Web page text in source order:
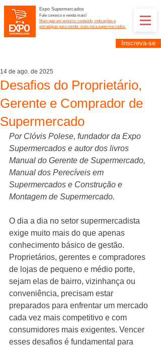
Expo Supermercados
Fale conosco e venda mais!
Mais que um anúncio: conteúdo, indicações e
estratégias para vender mais para supermercados.
Inscreva-se
Desafios do Proprietário,
Gerente e Comprador de
Supermercado
14 de ago. de 2025
Por Clóvis Polese, fundador da Expo
Supermercados e autor dos livros
Manual do Gerente de Supermercado,
Manual dos Perecíveis em
Supermercados e Construção e
Montagem de Supermercado.
O dia a dia no setor supermercadista
exige muito mais do que apenas
conhecimento básico de gestão.
Proprietários, gerentes e compradores
de lojas de pequeno e médio porte,
sejam elas de bairro, vizinhança ou
conveniência, precisam estar
preparados para enfrentar um mercado
cada vez mais competitivo e com
consumidores mais exigentes. Vencer
esses desafios é fundamental para